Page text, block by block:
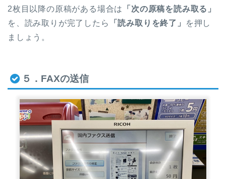
2枚目以降の原稿がある場合は
「次の原稿を読み取る」
を、読み取りが完了したら
「読み取りを終了」
を押し
ましょう。
５．FAXの送信